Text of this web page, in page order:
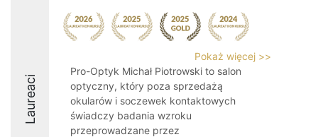
Laureaci
Pokaż więcej >>
Pro-Optyk Michał Piotrowski to salon
optyczny, który poza sprzedażą
okularów i soczewek kontaktowych
świadczy badania wzroku
przeprowadzane przez